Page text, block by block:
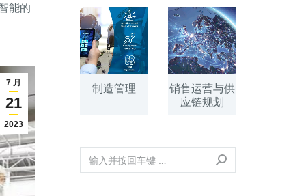
能的
7 月
21
2023
制造管理
销售运营与供
应链规划